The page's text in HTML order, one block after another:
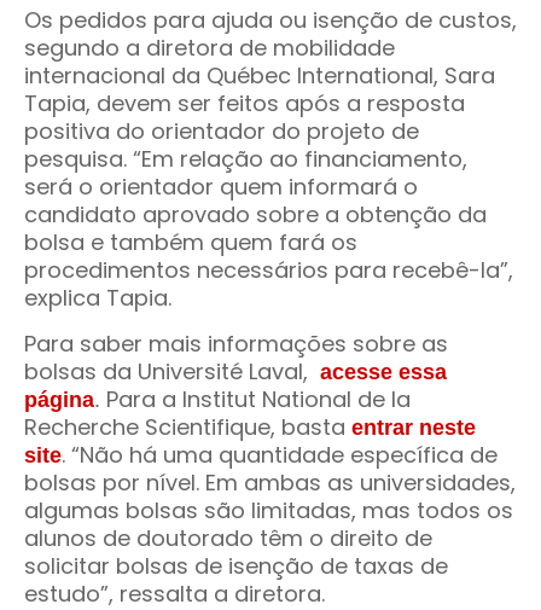
Os pedidos para ajuda ou isenção de custos,
segundo a diretora de mobilidade
internacional da Québec International, Sara
Tapia, devem ser feitos após a resposta
positiva do orientador do projeto de
pesquisa. “Em relação ao financiamento,
será o orientador quem informará o
candidato aprovado sobre a obtenção da
bolsa e também quem fará os
procedimentos necessários para recebê-la”,
explica Tapia.
Para saber mais informações sobre as
bolsas da Université Laval, acesse essa
página. Para a Institut National de la
Recherche Scientifique, basta entrar neste
site. “Não há uma quantidade específica de
bolsas por nível. Em ambas as universidades,
algumas bolsas são limitadas, mas todos os
alunos de doutorado têm o direito de
solicitar bolsas de isenção de taxas de
estudo”, ressalta a diretora.